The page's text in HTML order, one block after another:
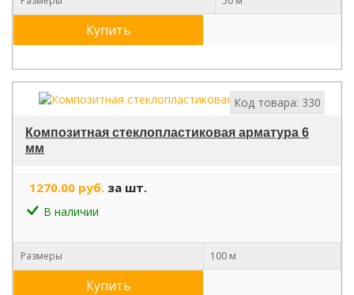
Купить
Код товара: 330
Композитная стеклопластиковая арматура 6
мм
1270.00 руб. за шт.
В наличии
Размеры 100 м
Купить